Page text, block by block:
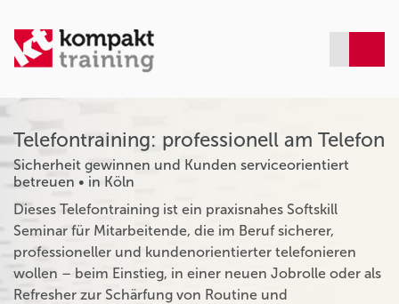
Telefontraining: professionell am Telefon
Sicherheit gewinnen und Kunden serviceorientiert
betreuen • in Köln
Dieses Telefontraining ist ein praxisnahes Softskill
Seminar für Mitarbeitende, die im Beruf sicherer,
professioneller und kundenorientierter telefonieren
wollen – beim Einstieg, in einer neuen Jobrolle oder als
Refresher zur Schärfung von Routine und